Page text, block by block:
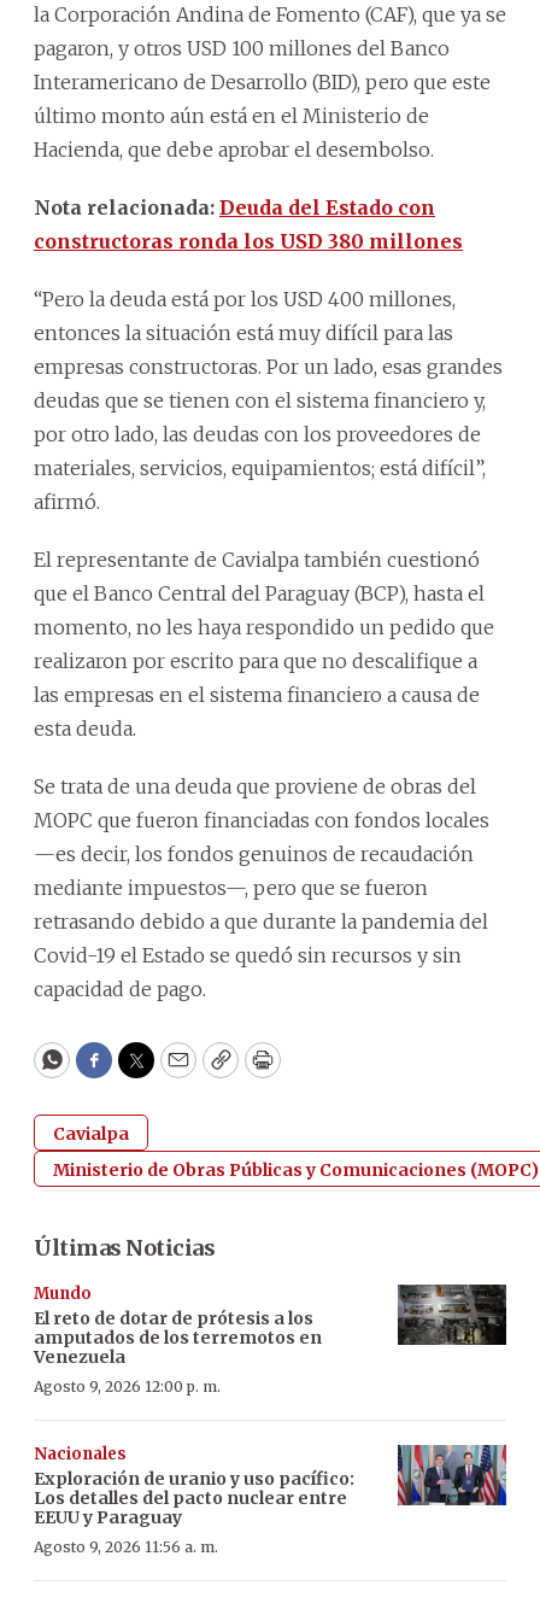
la Corporación Andina de Fomento (CAF), que ya se
pagaron, y otros USD 100 millones del Banco
Interamericano de Desarrollo (BID), pero que este
último monto aún está en el Ministerio de
Hacienda, que debe aprobar el desembolso.
Nota relacionada: Deuda del Estado con
constructoras ronda los USD 380 millones
“Pero la deuda está por los USD 400 millones,
entonces la situación está muy difícil para las
empresas constructoras. Por un lado, esas grandes
deudas que se tienen con el sistema financiero y,
por otro lado, las deudas con los proveedores de
materiales, servicios, equipamientos; está difícil”,
afirmó.
El representante de Cavialpa también cuestionó
que el Banco Central del Paraguay (BCP), hasta el
momento, no les haya respondido un pedido que
realizaron por escrito para que no descalifique a
las empresas en el sistema financiero a causa de
esta deuda.
Se trata de una deuda que proviene de obras del
MOPC que fueron financiadas con fondos locales
—es decir, los fondos genuinos de recaudación
mediante impuestos—, pero que se fueron
retrasando debido a que durante la pandemia del
Covid-19 el Estado se quedó sin recursos y sin
capacidad de pago.
WhatsApp
Facebook
Twitter
EmailCopyPrint
Cavialpa
Ministerio de Obras Públicas y Comunicaciones (MOPC)
Últimas Noticias
Mundo
El reto de dotar de prótesis a los
amputados de los terremotos en
Venezuela
Agosto 9, 2026 12:00 p. m.
Nacionales
Exploración de uranio y uso pacífico:
Los detalles del pacto nuclear entre
EEUU y Paraguay
Agosto 9, 2026 11:56 a. m.